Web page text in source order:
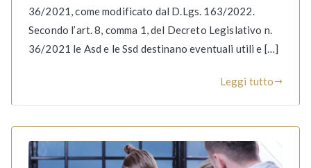
36/2021, come modificato dal D.Lgs. 163/2022.
Secondo l’art. 8, comma 1, del Decreto Legislativo n.
36/2021 le Asd e le Ssd destinano eventuali utili e […]
Leggi tutto